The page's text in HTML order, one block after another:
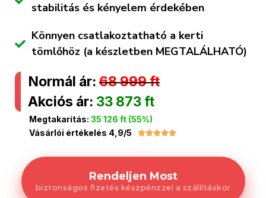
stabilitás és kényelem érdekében
Könnyen csatlakoztatható a kerti
tömlőhöz (a készletben MEGTALÁLHATÓ)
Normál ár: 68 999 ft
Akciós ár: 33 873 ft
Megtakarítás: 35 126 ft (55%)
Vásárlói értékelés 4,9/5

Rendeljen Most
biztonságos fizetés készpénzzel a szállításkor